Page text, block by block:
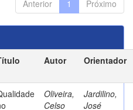
Anterior 1 Próximo
Autor Orientador
Oliveira,
Celso
Jardilino,
José